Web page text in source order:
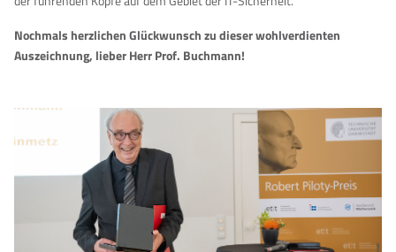
Nochmals herzlichen Glückwunsch zu dieser wohlverdienten
Auszeichnung, lieber Herr Prof. Buchmann!